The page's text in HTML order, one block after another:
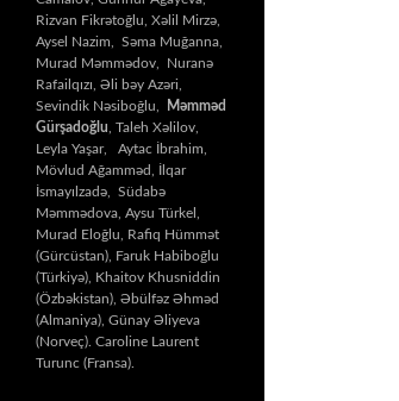
Rizvan Fikrətoğlu, Xəlil Mirzə,
Aysel Nazim, Səma Muğanna,
Murad Məmmədov, Nuranə
Rafailqızı, Əli bəy Azəri,
Sevindik Nəsiboğlu,
Məmməd
Gürşadoğlu , Taleh Xəlilov,
Leyla Yaşar, Aytac İbrahim,
Mövlud Ağamməd, İlqar
İsmayılzadə, Südabə
Məmmədova, Aysu Türkel,
Murad Eloğlu, Rafiq Hümmət
(Gürcüstan), Faruk Habiboğlu
(Türkiyə), Khaitov Khusniddin
(Özbəkistan), Əbülfəz Əhməd
(Almaniya), Günay Əliyeva
(Norveç). Caroline Laurent
Turunc (Fransa).